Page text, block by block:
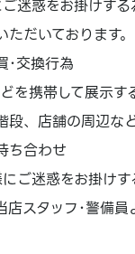
迷惑をお掛けする
だいております。
･交換行為
を携帯して展示す
段、店舗の周辺な
ち合わせ
ご迷惑をお掛け
店スタッフ･警備